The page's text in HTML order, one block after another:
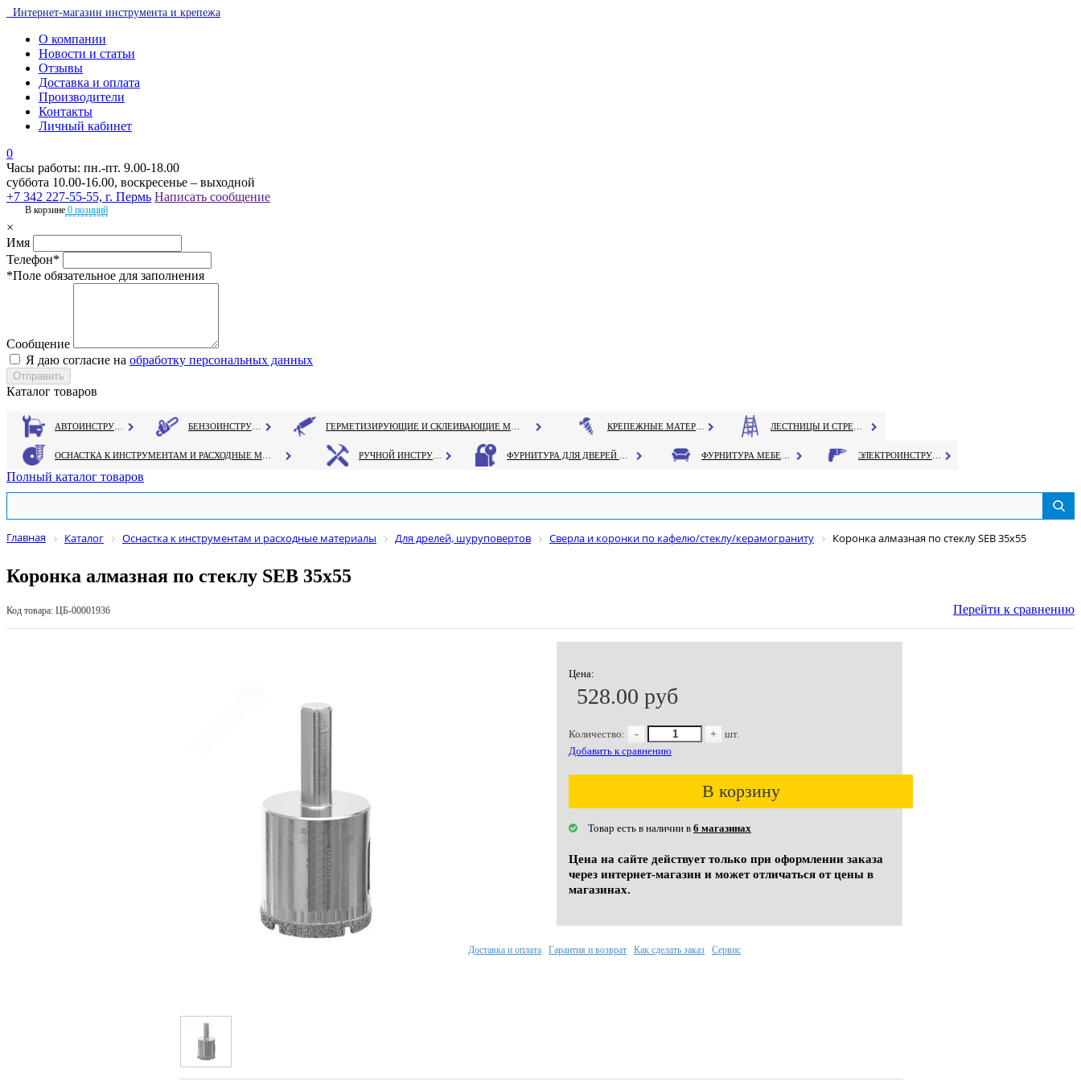
Интернет-магазин инструмента и крепежа
О компании
Новости и статьи
Отзывы
Доставка и оплата
Производители
Контакты
Личный кабинет
0
Часы работы: пн.-пт. 9.00-18.00
суббота 10.00-16.00, воскресенье – выходной
+7 342 227-55-55, г. Пермь Написать сообщение
В корзине 0 позиций
×
Имя
Телефон*
*Поле обязательное для заполнения
Сообщение
Я даю согласие на обработку персональных данных
Каталог товаров
Полный каталог товаров
Главная Каталог Оснастка к инструментам и расходные материалы Для дрелей, шуруповертов Сверла и коронки по кафелю/стеклу/керамограниту Коронка алмазная по стеклу SEB 35х55
Коронка алмазная по стеклу SEB 35х55
Код товара: ЦБ-00001936 Перейти к сравнению
Цена:
528.00 руб
Количество: - +
шт.
Добавить к сравнению
В корзину
Товар есть в наличии в 6 магазинах
Цена на сайте действует только при оформлении заказа
через интернет-магазин и может отличаться от цены в
магазинах.
Доставка и оплата Гарантия и возврат Как сделать заказ Сервис